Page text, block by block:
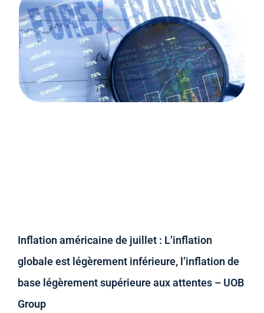
Inflation américaine de juillet : L’inflation
globale est légèrement inférieure, l’inflation de
base légèrement supérieure aux attentes – UOB
Group